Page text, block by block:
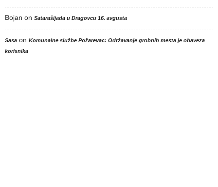
Bojan on Satarašijada u Dragovcu 16. avgusta
Sasa on Komunalne službe Požarevac: Održavanje grobnih mesta je obaveza
korisnika